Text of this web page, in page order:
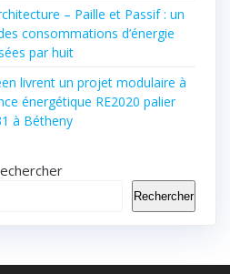
– Paille et Passif : un
consommations d’énergie
par huit
livrent un projet modulaire à
énergétique RE2020 palier
à Bétheny
Rechercher